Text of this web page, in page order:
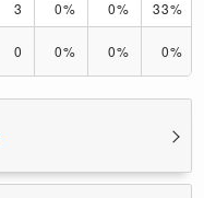
3 0% 0% 33%
0 0% 0% 0%